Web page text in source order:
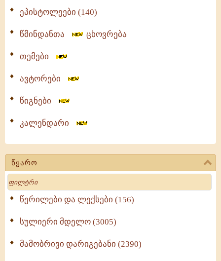
ეპისტოლეები (140)
წმინდანთა ცხოვრება
თემები
ავტორები
წიგნები
კალენდარი
წყარო
Search
წერილები და ლექსები (156)
სულიერი მდელო (3005)
მამობრივი დარიგებანი (2390)